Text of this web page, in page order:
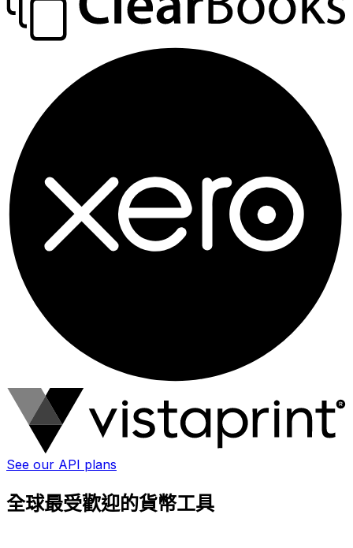
See our API plans
全球最受歡迎的貨幣工具